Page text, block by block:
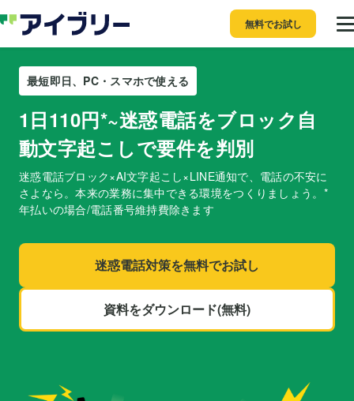
無料でお試し
最短即日、PC・スマホで使える
1日110円*~迷惑電話をブロック 自
動文字起こしで要件を判別
迷惑電話ブロック×AI文字起こし×LINE通知で、電話の不安に
さよなら。本来の業務に集中できる環境をつくりましょう。 *
年払いの場合/電話番号維持費除きます
迷惑電話対策を無料でお試し
資料をダウンロード(無料)